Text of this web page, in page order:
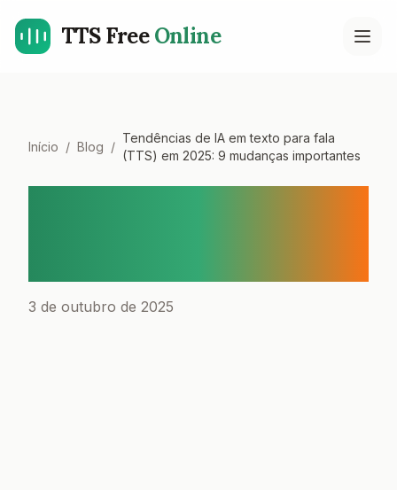
TTS FreeOnline
Início / Blog /
Tendências de IA em texto para fala
(TTS) em 2025: 9 mudanças importantes
3 de outubro de 2025